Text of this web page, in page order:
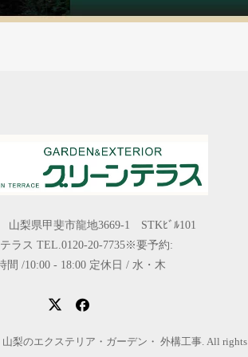
山梨県甲斐市龍地3669-1 STKﾋﾞﾙ101
ラス TEL.0120-20-7735※要予約:
間 /10:00 - 18:00 定休日 / 水・木
梨のエクステリア・ガーデン・ 外構工事. All rights